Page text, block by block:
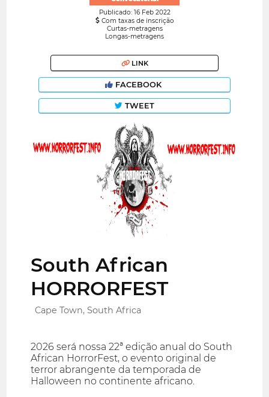
Publicado: 16 Feb 2022
Com taxas de inscrição
Curtas-metragens
Longas-metragens
LINK
FACEBOOK
TWEET
South African
HORRORFEST
Cape Town, South Africa
2026 será nossa 22ª edição anual do South
African HorrorFest, o evento original de
terror abrangente da temporada de
Halloween no continente africano.